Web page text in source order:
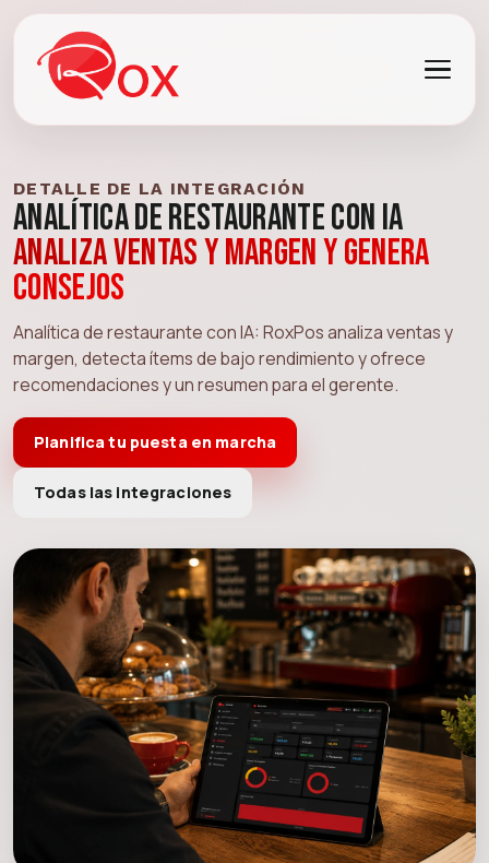
DETALLE DE LA INTEGRACIÓN
Analítica de Restaurante con IA
Analiza ventas y margen y genera
consejos
Analítica de restaurante con IA: RoxPos analiza ventas y
margen, detecta ítems de bajo rendimiento y ofrece
recomendaciones y un resumen para el gerente.
Planifica tu puesta en marcha
Todas las integraciones